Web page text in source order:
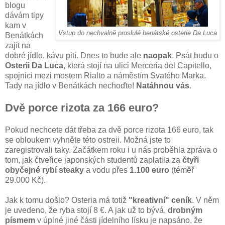
Vstup do nechvalně proslulé benátské osterie Da Luca
blogu
dávám tipy
kam v
Benátkách
zajít na
dobré jídlo, kávu pití. Dnes to bude ale naopak. Psát budu o
Osterii Da Luca, která stojí na ulici Merceria del Capitello,
spojnici mezi mostem Rialto a náměstím Svatého Marka.
Tady na jídlo v Benátkách nechoďte! Natáhnou vás.
Dvě porce rizota za 166 euro?
Pokud nechcete dát třeba za dvě porce rizota 166 euro, tak
se obloukem vyhněte této ostreii. Možná jste to
zaregistrovali taky. Začátkem roku i u nás proběhla zpráva o
tom, jak čtveřice japonských studentů zaplatila za čtyři
obyčejné rybí steaky a vodu přes 1.100 euro (téměř
29.000 Kč).
Jak k tomu došlo? Osteria má totiž "kreativní" ceník. V něm
je uvedeno, že ryba stojí 8 €. A jak už to bývá, drobným
písmem v úplné jiné části jídelního lísku je napsáno, že